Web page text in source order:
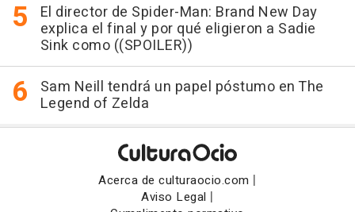
El director de Spider-Man: Brand New Day
explica el final y por qué eligieron a Sadie
Sink como ((SPOILER))
Sam Neill tendrá un papel póstumo en The
Legend of Zelda
Acerca de culturaocio.com |
Aviso Legal |